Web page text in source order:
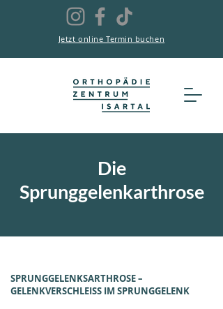
Jetzt online Termin buchen
Die
Sprunggelenkarthrose
SPRUNGGELENKSARTHROSE –
GELENKVERSCHLEISS IM SPRUNGGELENK